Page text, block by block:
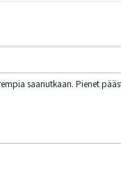
saanutkaan. Pienet